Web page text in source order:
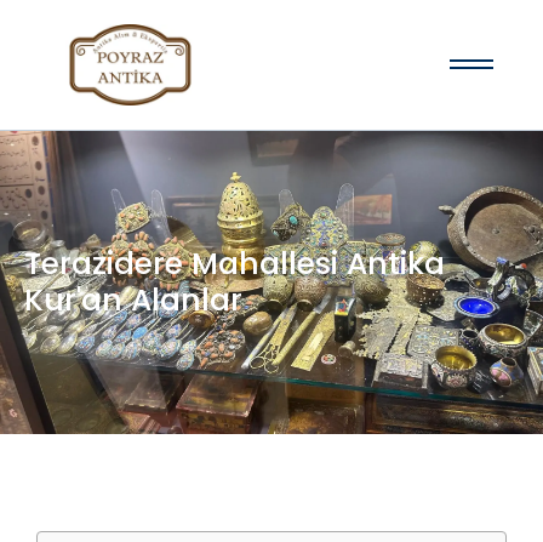
Terazidere Mahallesi Antika
Kur'an Alanlar